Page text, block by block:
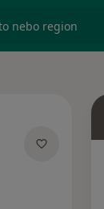
nebo region